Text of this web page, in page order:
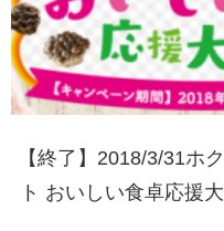
【終了】2018/3/31ホク
ト おいしい食卓応援大